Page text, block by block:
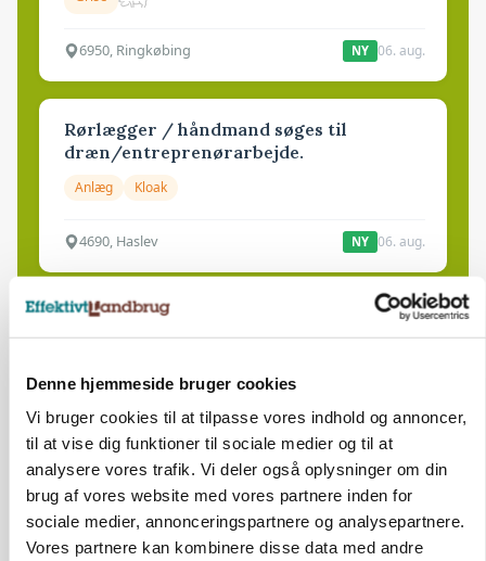
Denne hjemmeside bruger cookies
Vi bruger cookies til at tilpasse vores indhold og annoncer,
til at vise dig funktioner til sociale medier og til at
analysere vores trafik. Vi deler også oplysninger om din
brug af vores website med vores partnere inden for
sociale medier, annonceringspartnere og analysepartnere.
Vores partnere kan kombinere disse data med andre
6950, Ringkøbing NY 06. aug.
Rørlægger / håndmand søges til
dræn/entreprenørarbejde.
Anlæg Kloak
4690, Haslev NY 06. aug.
Lastbilchauffør søges til Henrik Haves
Maskinstation
Godstransport
4700, Næstved
Medarbejdere til griseproduktion
Grise